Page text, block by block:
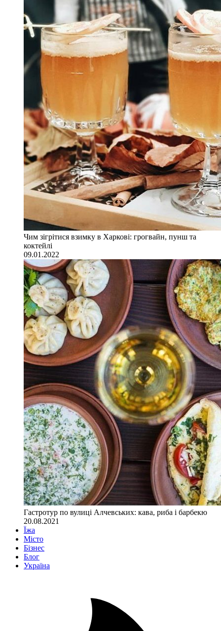
Чим зігрітися взимку в Харкові: грогвайн, пунш та
коктейлі
09.01.2022
Гастротур по вулиці Алчевських: кава, риба і барбекю
20.08.2021
Їжа
Місто
Бізнес
Блог
Україна